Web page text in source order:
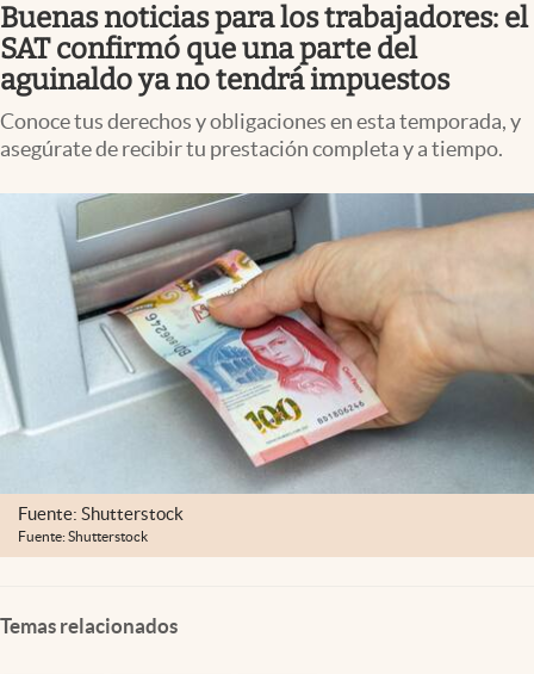
Pc y celular
Vida y estilo
Tv
Espiritualidad
Mediakit
abre en nueva pestaña
México
Buenas noticias para los trabajadores: el
SAT confirmó que una parte del
aguinaldo ya no tendrá impuestos
Conoce tus derechos y obligaciones en esta temporada, y
asegúrate de recibir tu prestación completa y a tiempo.
Fuente: Shutterstock
Fuente: Shutterstock
Temas relacionados